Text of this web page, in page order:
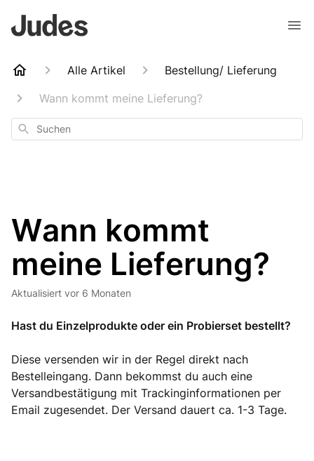
Alle Artikel
Bestellung/ Lieferung
Wann kommt meine Lieferung?
Suchen
Wann kommt
meine Lieferung?
Aktualisiert vor 6 Monaten
Hast du Einzelprodukte oder ein Probierset bestellt?
Diese versenden wir in der Regel direkt nach
Bestelleingang. Dann bekommst du auch eine
Versandbestätigung mit Trackinginformationen per
Email zugesendet. Der Versand dauert ca. 1-3 Tage.